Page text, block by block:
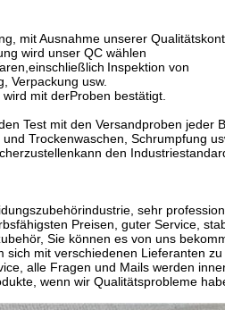
mit Ausnahme unserer
wird unser QC wählen
einschließlich Inspektion von
Verpackung usw.
wird mit derProben bestätigt.
Test mit den Versandproben jeder
Trockenwaschen, Schrumpfung
kann den
sehr
Preisen, guter Service,
Sie können es von uns
mit verschiedenen Lieferanten zu
alle Fragen und Mails werden
wenn wir Qualitätsprobleme